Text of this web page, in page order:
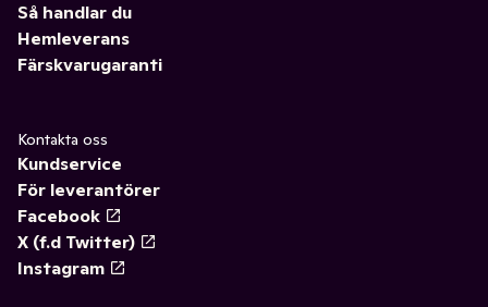
Så handlar du
Hemleverans
Färskvarugaranti
Kontakta oss
Kundservice
För leverantörer
Facebook
X (f.d Twitter)
Instagram